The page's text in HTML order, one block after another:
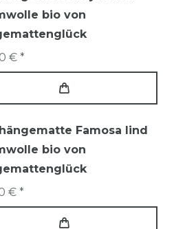
bio von
€ *
Famosa lind
bio von
€ *